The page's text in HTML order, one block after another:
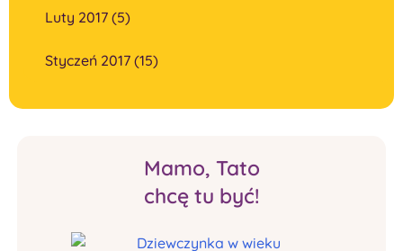
Luty 2017 (5)
Styczeń 2017 (15)
Mamo, Tato
chcę tu być!